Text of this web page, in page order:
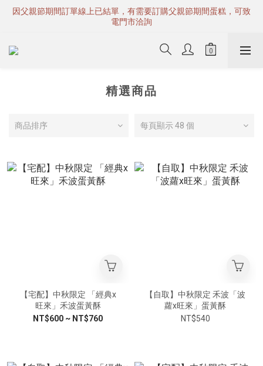
因父親節期間訂單線上已結單，有需要訂購父親節期間蛋糕，可致
電門市洽詢
精選商品
商品排序 每頁顯示 48 個
【宅配】中秋限定 「經典x
旺來」禾波蛋黃酥
NT$600 ~ NT$760
【自取】中秋限定 禾波「波
蘿x旺來」蛋黃酥
NT$540